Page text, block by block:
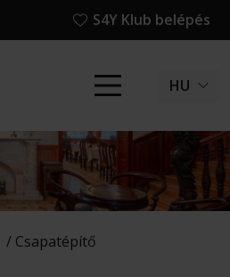
S4Y Klub belépés
HU
/ Csapatépítő